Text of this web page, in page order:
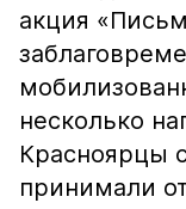
акция
несколько
Красноярцы
принимали